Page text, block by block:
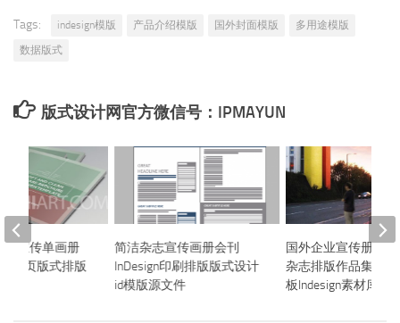
Tags: indesign模版 产品介绍模版 国外封面模版
多用途模版
数据版式
版式设计网官方微信号：IPMAYUN
简洁杂志宣传画册会刊
InDesign印刷排版版式设计
id模版源文件
国外企业宣传册产
杂志排版作品集ID设
板Indesign素材库
品宣传单画册
内页版式排版